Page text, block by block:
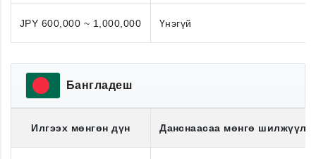
JPY 600,000 ~ 1,000,000 Үнэгүй
Бангладеш
Илгээх мөнгөн дүн Данснаасаа мөнгө